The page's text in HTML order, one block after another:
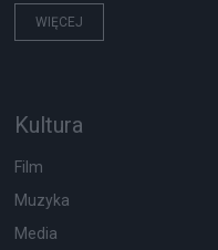
WIĘCEJ
Kultura
Film
Muzyka
Media